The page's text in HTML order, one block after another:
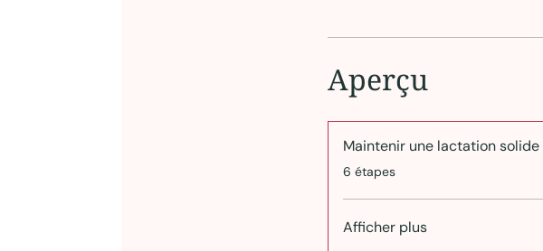
Aperçu
Maintenir une lactation solide
.6 étapes
Afficher plus